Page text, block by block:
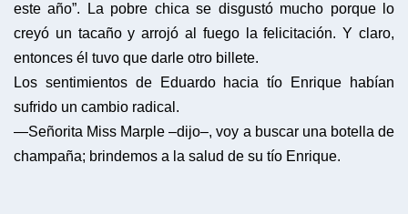
este año”. La pobre chica se disgustó mucho porque lo
creyó un tacaño y arrojó al fuego la felicitación. Y claro,
entonces él tuvo que darle otro billete.
Los sentimientos de Eduardo hacia tío Enrique habían
sufrido un cambio radical.
—Señorita Miss Marple –dijo–, voy a buscar una botella de
champaña; brindemos a la salud de su tío Enrique.